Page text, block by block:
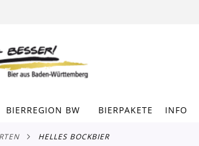
BIERREGION BW BIERPAKETE INFO
HELLES BOCKBIER